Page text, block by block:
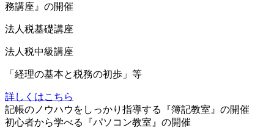
務講座』の開催
法人税基礎講座
法人税中級講座
「経理の基本と税務の初歩」等
詳しくはこちら
記帳のノウハウをしっかり指導する『簿記教室』の開催
初心者から学べる『パソコン教室』の開催